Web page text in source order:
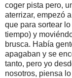
coger pista pero,
aterrizar, empezó
que para sortear
tiempo) y
brusca. Había
apagaban y se
tanto, pero yo
nosotros, piensa